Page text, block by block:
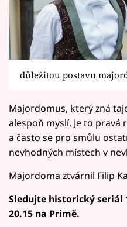
důležitou postavu
Majordomus, který zná
alespoň myslí. Je to
a často se pro smůlu
nevhodných místech v
Majordoma ztvárnil Filip
Sledujte historický seriál
20.15 na Primě.